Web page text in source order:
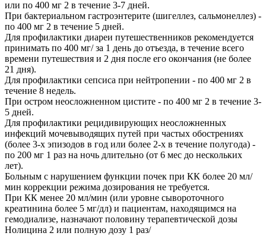
или по 400 мг 2 в течение 3-7 дней.
При бактериальном гастроэнтерите (шигеллез, сальмонеллез) -
по 400 мг 2 в течение 5 дней.
Для профилактики диареи путешественников рекомендуется
принимать по 400 мг/ за 1 день до отъезда, в течение всего
времени путешествия и 2 дня после его окончания (не более
21 дня).
Для профилактики сепсиса при нейтропении - по 400 мг 2 в
течение 8 недель.
При остром неосложненном цистите - по 400 мг 2 в течение 3-
5 дней.
Для профилактики рецидивирующих неосложненных
инфекций мочевыводящих путей при частых обострениях
(более 3-х эпизодов в год или более 2-х в течение полугода) -
по 200 мг 1 раз на ночь длительно (от 6 мес до нескольких
лет).
Больным с нарушением функции почек при КК более 20 мл/
мин коррекции режима дозирования не требуется.
При КК менее 20 мл/мин (или уровне сывороточного
креатинина более 5 мг/дл) и пациентам, находящимся на
гемодиализе, назначают половину терапевтической дозы
Нолицина 2 или полную дозу 1 раз/